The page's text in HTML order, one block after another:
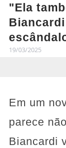
"Ela
19/03/2025
Em um
parece
Biancardi